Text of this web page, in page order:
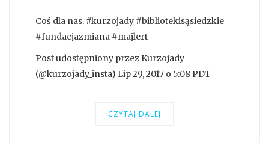
Coś dla nas. #kurzojady #bibliotekisąsiedzkie
#fundacjazmiana #majlert
Post udostępniony przez Kurzojady
(@kurzojady_insta) Lip 29, 2017 o 5:08 PDT
CZYTAJ DALEJ